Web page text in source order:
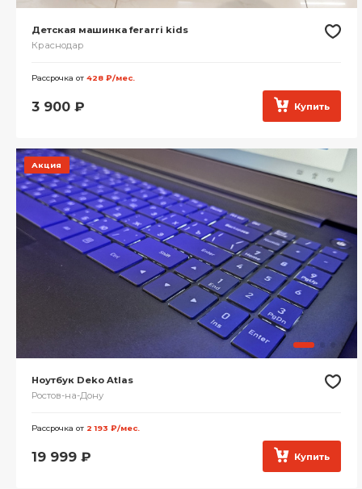
Детская машинка ferarri kids
Краснодар
Рассрочка от 428 ₽/мес.
3 900 ₽ Купить
Акция
Ноутбук Deko Atlas
Ростов-на-Дону
Рассрочка от 2 193 ₽/мес.
19 999 ₽ Купить